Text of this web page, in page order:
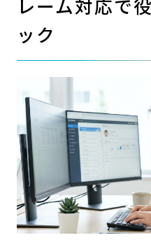
レーム対応で
ック